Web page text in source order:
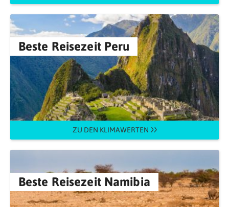
Beste Reisezeit Peru
ZU DEN KLIMAWERTEN
Beste Reisezeit Namibia